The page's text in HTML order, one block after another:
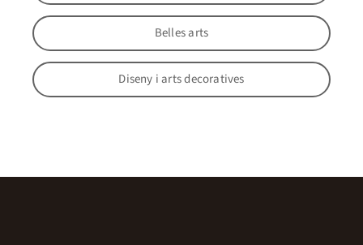
Belles arts
Diseny i arts decoratives